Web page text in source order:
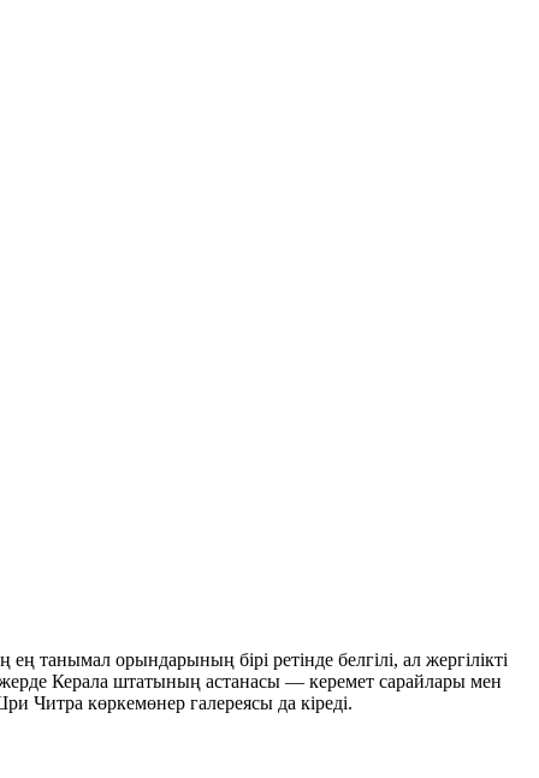
орындарының бірі ретінде белгілі, ал жергілікті
Керала штатының астанасы — керемет сарайлары мен
Читра көркемөнер галереясы да кіреді.